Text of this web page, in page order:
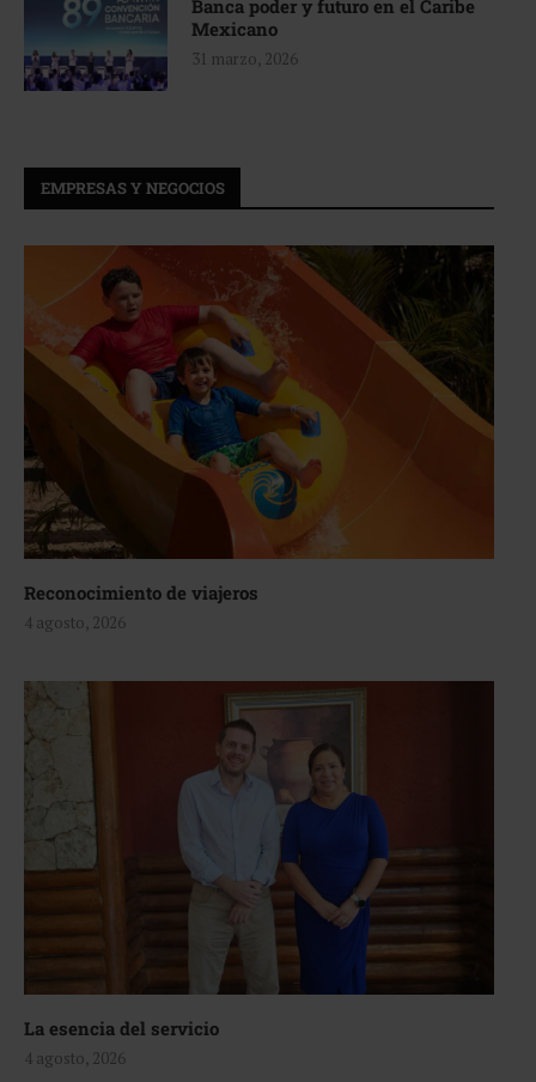
Banca poder y futuro en el Caribe
Mexicano
31 marzo, 2026
EMPRESAS Y NEGOCIOS
Reconocimiento de viajeros
4 agosto, 2026
La esencia del servicio
4 agosto, 2026